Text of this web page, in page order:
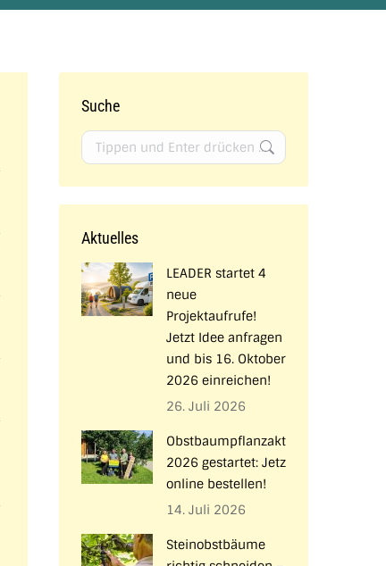
Suche
Search:
Aktuelles
LEADER startet 4
neue
Projektaufrufe!
Jetzt Idee anfragen
und bis 16. Oktober
2026 einreichen!
26. Juli 2026
Obstbaumpflanzaktion
2026 gestartet: Jetzt
online bestellen!
14. Juli 2026
Steinobstbäume